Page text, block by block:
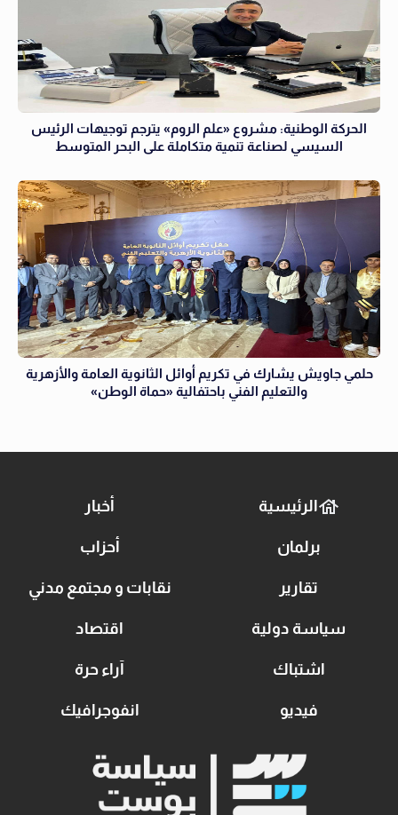
الحركة الوطنية: مشروع «علم الروم» يترجم توجيهات الرئيس
السيسي لصناعة تنمية متكاملة على البحر المتوسط
حلمي جاويش يشارك في تكريم أوائل الثانوية العامة والأزهرية
والتعليم الفني باحتفالية «حماة الوطن»
الرئيسية أخبار
برلمان أحزاب
تقارير نقابات و مجتمع مدني
سياسة دولية اقتصاد
اشتباك آراء حرة
فيديو انفوجرافيك